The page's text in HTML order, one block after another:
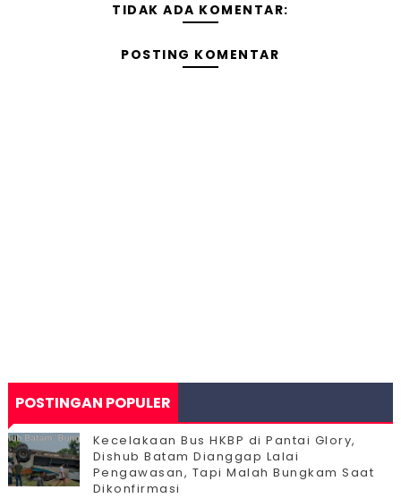
TIDAK ADA KOMENTAR:
POSTING KOMENTAR
POSTINGAN POPULER
Kecelakaan Bus HKBP di Pantai Glory,
Dishub Batam Dianggap Lalai
Pengawasan, Tapi Malah Bungkam Saat
Dikonfirmasi